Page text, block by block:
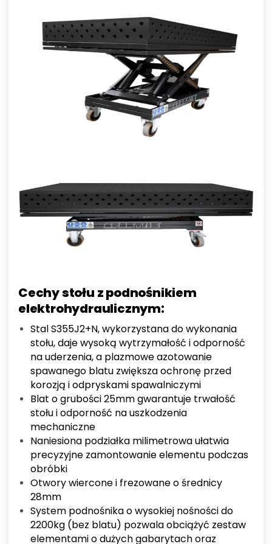
Cechy stołu z podnośnikiem
elektrohydraulicznym:
Stal S355J2+N, wykorzystana do wykonania
stołu, daje wysoką wytrzymałość i odporność
na uderzenia, a plazmowe azotowanie
spawanego blatu zwiększa ochronę przed
korozją i odpryskami spawalniczymi
Blat o grubości 25mm gwarantuje trwałość
stołu i odporność na uszkodzenia
mechaniczne
Naniesiona podziałka milimetrowa ułatwia
precyzyjne zamontowanie elementu podczas
obróbki
Otwory wiercone i frezowane o średnicy
28mm
System podnośnika o wysokiej nośności do
2200kg (bez blatu) pozwala obciążyć zestaw
elementami o dużych gabarytach oraz